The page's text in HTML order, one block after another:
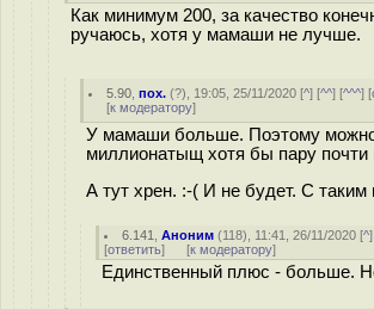
Как минимум 200, за качество
ручаюсь, хотя у мамаши не лучше.
5.90 ,пох. (?), 19:05, 25/11/2020 [^] [^^] [^^^] [
[к модератору]
У мамаши больше. Поэтому
миллионатыщ хотя бы пару почти
А тут хрен. :-( И не будет. С таким
6.141 ,Аноним (118), 11:41, 26/11/2020 [^
[ответить] [к модератору]
Единственный плюс - больше.